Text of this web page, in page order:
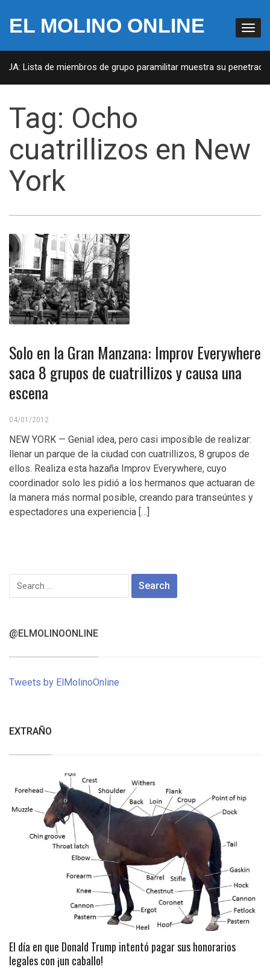
EL MOLINO ONLINE
Lista de miembros de grupo paramilitar muestra su
Tag: Ocho
cuatrillizos en New
York
Solo en la Gran Manzana: Improv Everywhere
saca 8 grupos de cuatrillizos y causa una
escena
04/01/2012
NEW YORK — Genial idea, pero casi imposible de realizar:
llenar un parque de la ciudad con cuatrillizos, 8 grupos de
ellos. Realiza esta hazaña Improv Everywhere, cuyo
coordinador solo les pidió a los hermanos que actuaran de
la manera más normal posible, creando para transeúntes y
espectadores una experiencia […]
Search
for:
@ELMOLINOONLINE
Tweets by ElMolinoOnline
EXTRAÑO
El día en que Donald Trump intentó pagar sus honorarios
legales con ¡un caballo!